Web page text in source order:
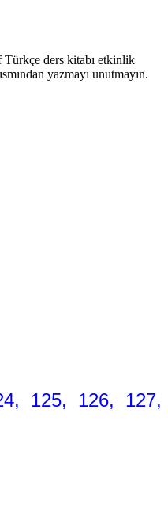
Türkçe ders kitabı etkinlik
yazmayı unutmayın.
125, 126, 127,